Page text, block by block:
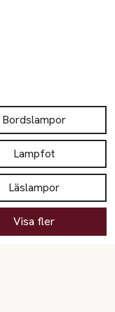
Bordslampor
Lampfot
Läslampor
Visa fler